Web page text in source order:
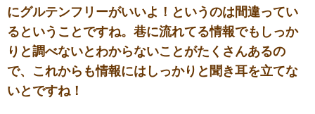
にグルテンフリーがいいよ！というのは間違ってい
るということですね。巷に流れてる情報でもしっか
りと調べないとわからないことがたくさんあるの
で、これからも情報にはしっかりと聞き耳を立てな
いとですね！